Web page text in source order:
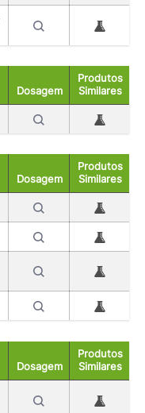
Dosagem
Produtos
Similares
Dosagem
Produtos
Similares
Dosagem
Produtos
Similares